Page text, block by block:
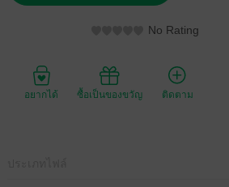
No Rating
อยากได้ ซื้อเป็นของขวัญ ติดตาม